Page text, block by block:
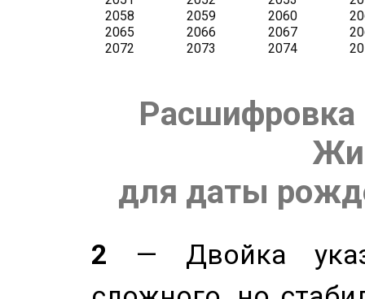
Расшифровка
для даты
2 — Двойка